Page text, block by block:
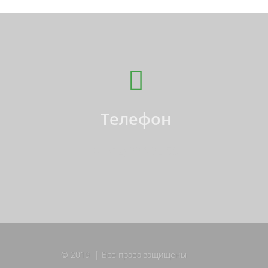
Телефон
© 2019 | Все права защищены